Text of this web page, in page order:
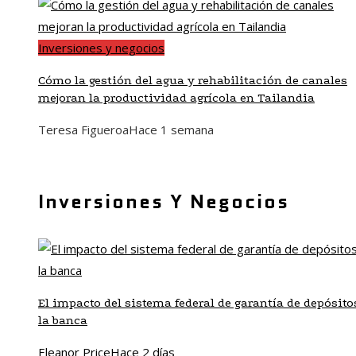
Inversiones y negocios
Cómo la gestión del agua y rehabilitación de canales
mejoran la productividad agrícola en Tailandia
Teresa FigueroaHace 1 semana
Inversiones Y Negocios
El impacto del sistema federal de garantía de
la banca
Eleanor PriceHace 2 días